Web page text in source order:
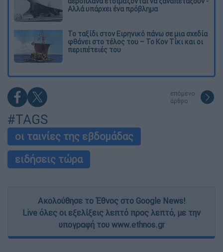
Αλλά υπάρχει ένα πρόβλημα
Το ταξίδι στον Ειρηνικό πάνω σε μια σχεδία
φθάνει στο τέλος του – Το Κον Τίκι και οι
περιπέτειές του
επόμενο
άρθρο
#TAGS
οι ταινίες της εβδομάδας
ειδήσεις τώρα
Ακολούθησε το Έθνος στο Google News!
Live όλες οι εξελίξεις λεπτό προς λεπτό, με την
υπογραφή του www.ethnos.gr